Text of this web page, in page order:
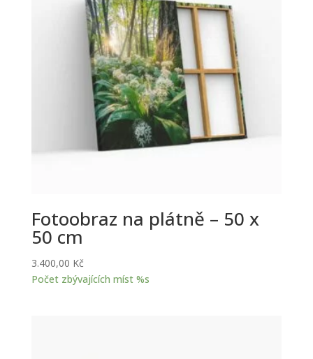
Fotoobraz na plátně – 50 x
50 cm
3.400,00 Kč
Počet zbývajících míst %s